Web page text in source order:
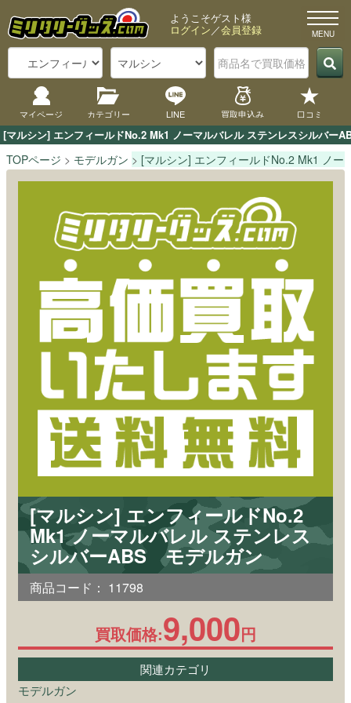
[マルシン] エンフィールドNo.2 Mk1 ノーマルバレル ステンレスシルバー
ようこそゲスト様
ログイン／会員登録
マイページ カテゴリー LINE 買取申込み 口コミ
TOPページ モデルガン [マルシン] エンフィールドNo.2 Mk1 ノー
[マルシン] エンフィールドNo.2
Mk1 ノーマルバレル ステンレス
シルバーABS モデルガン
商品コード： 11798
買取価格:9,000円
関連カテゴリ
モデルガン